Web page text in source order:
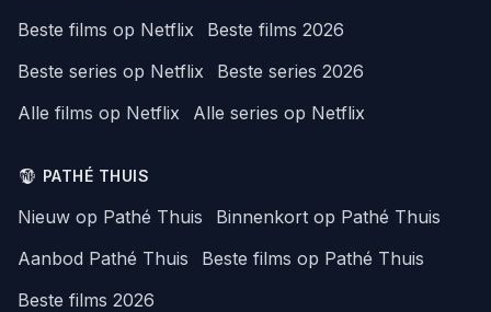
Beste films op Netflix
Beste films 2026
Beste series op Netflix
Beste series 2026
Alle films op Netflix
Alle series op Netflix
PATHÉ THUIS
Nieuw op Pathé Thuis
Binnenkort op Pathé Thuis
Aanbod Pathé Thuis
Beste films op Pathé Thuis
Beste films 2026